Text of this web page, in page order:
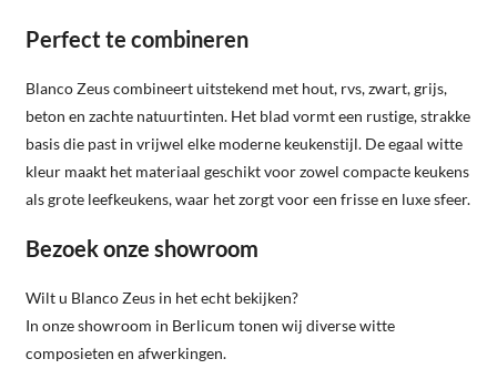
Perfect te combineren
Blanco Zeus combineert uitstekend met hout, rvs, zwart, grijs,
beton en zachte natuurtinten. Het blad vormt een rustige, strakke
basis die past in vrijwel elke moderne keukenstijl. De egaal witte
kleur maakt het materiaal geschikt voor zowel compacte keukens
als grote leefkeukens, waar het zorgt voor een frisse en luxe sfeer.
Bezoek onze showroom
Wilt u Blanco Zeus in het echt bekijken?
In onze showroom in Berlicum tonen wij diverse witte
composieten en afwerkingen.